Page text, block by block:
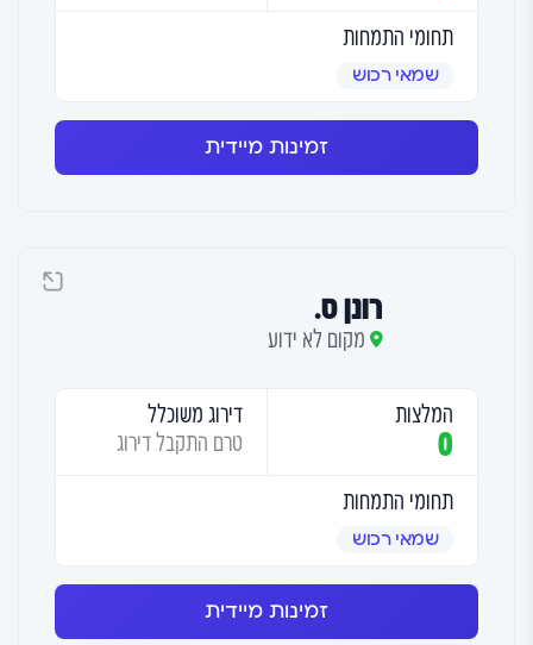
תחומי התמחות
שמאי רכוש
זמינות מיידית
רונן ס.
מקום לא ידוע
המלצות
0
דירוג משוכלל
טרם התקבל דירוג
תחומי התמחות
שמאי רכוש
זמינות מיידית